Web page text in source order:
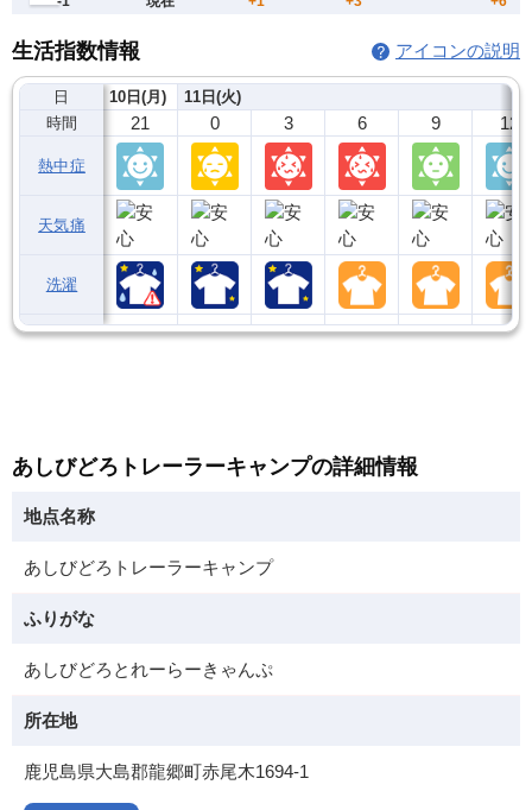
生活指数情報 アイコンの説明
日
時間
熱中症
天気痛
洗濯
10日(月)
21
11日(火)
0 3 6 9 12
あしびどろトレーラーキャンプの詳細情報
地点名称
あしびどろトレーラーキャンプ
ふりがな
あしびどろとれーらーきゃんぷ
所在地
鹿児島県大島郡龍郷町赤尾木1694-1